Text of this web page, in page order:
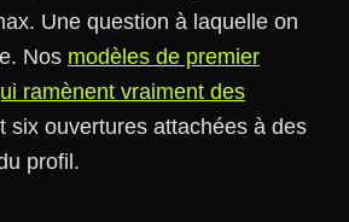
Une question à laquelle on
Nos modèles de premier
ramènent vraiment des
six ouvertures attachées à des
profil.